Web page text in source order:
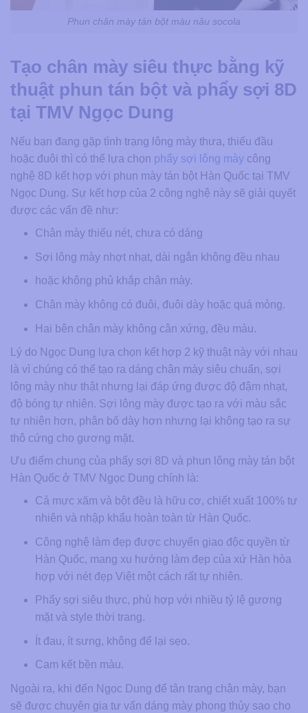
Phun chân mày tán bột màu nâu socola
Tạo chân mày siêu thực bằng kỹ
thuật phun tán bột và phẩy sợi 8D
tại TMV Ngọc Dung
Nếu bạn đang gặp tình trạng lông mày thưa, thiếu đầu
hoặc đuôi thì có thể lựa chọn phẩy sợi lông mày công
nghệ 8D kết hợp với phun mày tán bột Hàn Quốc tại TMV
Ngọc Dung. Sự kết hợp của 2 công nghệ này sẽ giải quyết
được các vấn đề như:
Chân mày thiếu nét, chưa có dáng
Sợi lông mày nhợt nhạt, dài ngắn không đều nhau
hoặc không phủ khắp chân mày.
Chân mày không có đuôi, đuôi dày hoặc quá mỏng.
Hai bên chân mày không cân xứng, đều màu.
Lý do Ngọc Dung lựa chọn kết hợp 2 kỹ thuật này với nhau
là vì chúng có thể tạo ra dáng chân mày siêu chuẩn, sợi
lông mày như thật nhưng lại đáp ứng được độ đậm nhạt,
độ bóng tự nhiên. Sợi lông mày được tạo ra với màu sắc
tự nhiên hơn, phân bố dày hơn nhưng lại không tạo ra sự
thô cứng cho gương mặt.
Ưu điểm chung của phẩy sợi 8D và phun lông mày tán bột
Hàn Quốc ở TMV Ngọc Dung chính là:
Cả mực xăm và bột đều là hữu cơ, chiết xuất 100% tự
nhiên và nhập khẩu hoàn toàn từ Hàn Quốc.
Công nghệ làm đẹp được chuyển giao độc quyền từ
Hàn Quốc, mang xu hướng làm đẹp của xứ Hàn hòa
hợp với nét đẹp Việt một cách rất tự nhiên.
Phẩy sợi siêu thực, phù hợp với nhiều tỷ lệ gương
mặt và style thời trang.
Ít đau, ít sưng, không để lại sẹo.
Cam kết bền màu.
Ngoài ra, khi đến Ngọc Dung để tân trang chân mày, bạn
sẽ được chuyên gia tư vấn dáng mày phong thủy sao cho